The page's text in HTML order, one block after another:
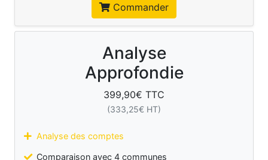
Commander
Analyse
Approfondie
399,90€ TTC
(333,25€ HT)
Analyse des comptes
Comparaison avec 4 communes